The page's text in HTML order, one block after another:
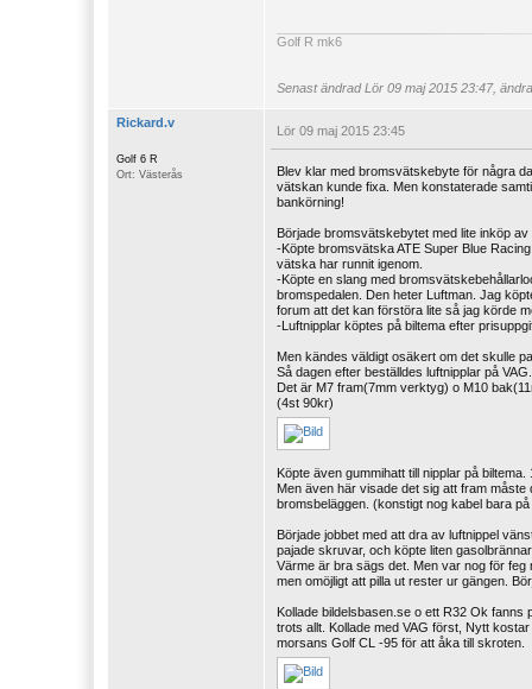
Golf R mk6
Senast ändradLör 09 maj 2015 23:47,
Rickard.v
Golf 6 R
Ort: Västerås
Lör 09 maj 2015 23:45
Blev klar med bromsvätskebyte för några
vätskan kunde fixa. Men konstaterade
bankörning!
Började bromsvätskebytet med lite inköp av
-Köpte bromsvätska ATE Super Blue
vätska har runnit igenom.
-Köpte en slang med
bromspedalen. Den heter Luftman. Jag
forum att det kan förstöra lite så jag körde
-Luftnipplar köptes på biltema efter
Men kändes väldigt osäkert om det skulle
Så dagen efter beställdes luftnipplar på
Det är M7 fram(7mm verktyg) o M10
(4st 90kr)
Köpte även gummihatt till nipplar på
Men även här visade det sig att fram
bromsbeläggen. (konstigt nog kabel bara
Började jobbet med att dra av luftnippel
pajade skruvar, och köpte liten
Värme är bra sägs det. Men var nog för
men omöjligt att pilla ut rester ur gängen.
Kollade bildelsbasen.se o ett R32 Ok
trots allt. Kollade med VAG först, Nytt
morsans Golf CL -95 för att åka till skroten.